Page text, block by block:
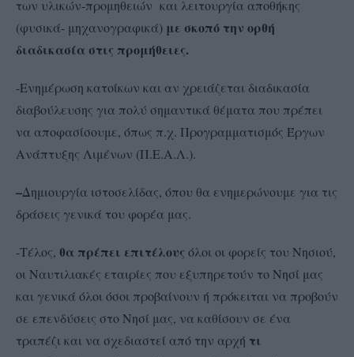
των υλικών-προμηθειών και λειτουργία αποθήκης
(φυσικά- μηχανογραφικά) με σκοπό την ορθή
διαδικασία στις προμήθειες.
-Ενημέρωση κατοίκων και αν χρειάζεται διαδικασία
διαβούλευσης για πολύ σημαντικά θέματα που πρέπει
να αποφασίσουμε, όπως π.χ. Προγραμματισμός Έργων
Ανάπτυξης Λιμένων (Π.Ε.Α.Λ.).
–Δημιουργία ιστοσελίδας, όπου θα ενημερώνουμε για τις
δράσεις γενικά του φορέα μας.
-Τέλος, θα πρέπει επιτέλους όλοι οι φορείς του Νησιού,
οι Ναυτιλιακές εταιρίες που εξυπηρετούν το Νησί μας
και γενικά όλοι όσοι προβαίνουν ή πρόκειται να προβούν
σε επενδύσεις στο Νησί μας, να καθίσουν σε ένα
τραπέζι και να σχεδιαστεί από την αρχή τι